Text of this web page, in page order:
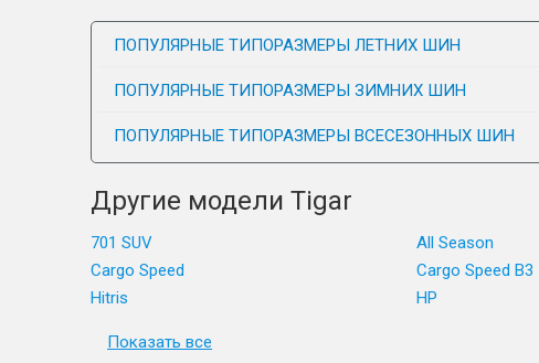
ПОПУЛЯРНЫЕ ТИПОРАЗМЕРЫ ЛЕТНИХ ШИН
ПОПУЛЯРНЫЕ ТИПОРАЗМЕРЫ ЗИМНИХ ШИН
ПОПУЛЯРНЫЕ ТИПОРАЗМЕРЫ ВСЕСЕЗОННЫХ ШИН
Другие модели Tigar
701 SUV All Season
Cargo Speed
Cargo Speed B3
Hitris
HP
Показать все